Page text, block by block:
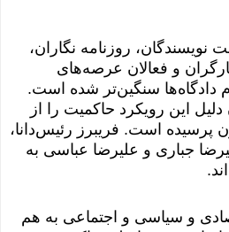
n
dl
y
نویسندگان، روزنامه نگاران،
و فعالان عرصه‌های
دادگاه‌ها سنگین‌تر شده است.
دلیل این رویکرد حاکمیت را از
پرسیده است. فریبرز رئیس‌دانا،
جباری و علیرضا عباسی به
و سیاسی و اجتماعی به هم